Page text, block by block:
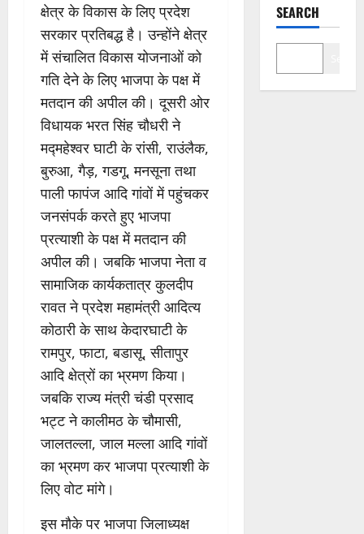
क्षेत्र के विकास के लिए प्रदेश
सरकार प्रतिबद्ध है। उन्होंने क्षेत्र
में संचालित विकास योजनाओं को
गति देने के लिए भाजपा के पक्ष में
मतदान की अपील की। दूसरी ओर
विधायक भरत सिंह चौधरी ने
मद्महेश्वर घाटी के रांसी, राउंलैक,
बुरुआ, गैड़, गडगू, मनसूना तथा
पाली फापंज आदि गांवों में पहुंचकर
जनसंपर्क करते हुए भाजपा
प्रत्याशी के पक्ष में मतदान की
अपील की। जबकि भाजपा नेता व
सामाजिक कार्यकतात्र कुलदीप
रावत ने प्रदेश महामंत्री आदित्य
कोठारी के साथ केदारघाटी के
रामपुर, फाटा, बडासू, सीतापुर
आदि क्षेत्रों का भ्रमण किया।
जबकि राज्य मंत्री चंडी प्रसाद
भट्ट ने कालीमठ के चौमासी,
जालतल्ला, जाल मल्ला आदि गांवों
का भ्रमण कर भाजपा प्रत्याशी के
लिए वोट मांगे।
इस मौके पर भाजपा जिलाध्यक्ष
SEARCH